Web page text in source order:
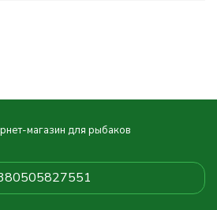
магазин для рыбаков